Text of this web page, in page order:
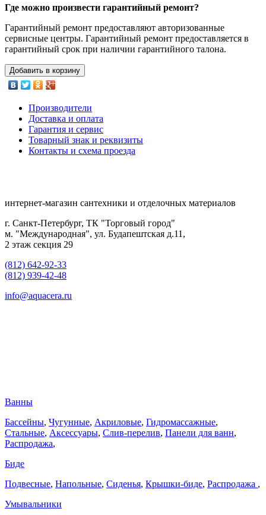
Где можно произвести гарантийный ремонт?
Гарантийный ремонт предоставляют авторизованные
сервисные центры. Гарантийный ремонт предоставляется в
гарантийный срок при наличии гарантийного талона.
Добавить в корзину
Производители
Доставка и оплата
Гарантия и сервис
Товарный знак и реквизиты
Контакты и схема проезда
интернет-магазин сантехники и отделочных материалов
г. Санкт-Петербург, ТК "Торговый город"
м. "Международная", ул. Будапештская д.11,
2 этаж секция 29
(812) 642-92-33
(812) 939-42-48
info@aquacera.ru
Ванны
Бассейны, Чугунные, Акриловые, Гидромассажные,
Стальные, Аксессуары, Слив-перелив, Панели для ванн,
Распродажа,
Биде
Подвесные, Напольные, Сиденья, Крышки-биде, Распродажа ,
Умывальники